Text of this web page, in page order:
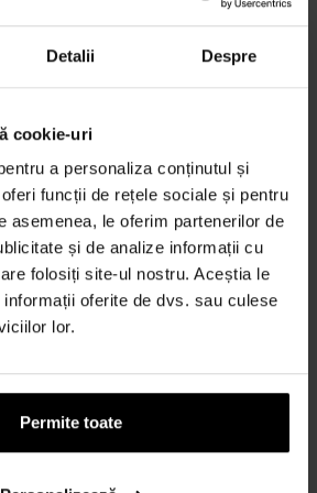
Detalii Despre
cookie-uri
a personaliza conținutul și
funcții de rețele sociale și pentru
asemenea, le oferim partenerilor de
și de analize informații cu
folosiți site-ul nostru. Aceștia le
oferite de dvs. sau culese
lor.
Permite toate
daňového priznaniaza posledné zdaňovacie
elektronicky alebo poštounie je nutné
úradu, za podanie sa považuje vytlačenie
podací lístok z pošty
firmy:
na daňza posledný ukončený kalendárny rok s
priznania počíta ako: